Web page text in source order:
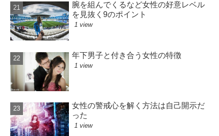
腕を組んでくるなど女性の好意レベル
を見抜く9のポイント
1 view
年下男子と付き合う女性の特徴
1 view
女性の警戒心を解く方法は自己開示だ
った
1 view